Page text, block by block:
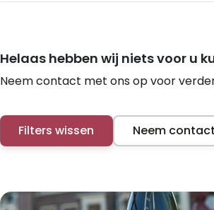
Helaas hebben wij niets voor u
Neem contact met ons op voor
Filters wissen Neem